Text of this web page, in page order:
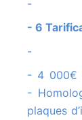
-
- 6
-
- 4 000€ - Homologation - Gestion Achat et livraison à Lille.
-
plaques